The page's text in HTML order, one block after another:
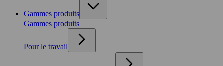
Gammes produits
Gammes produits
Pour le travail